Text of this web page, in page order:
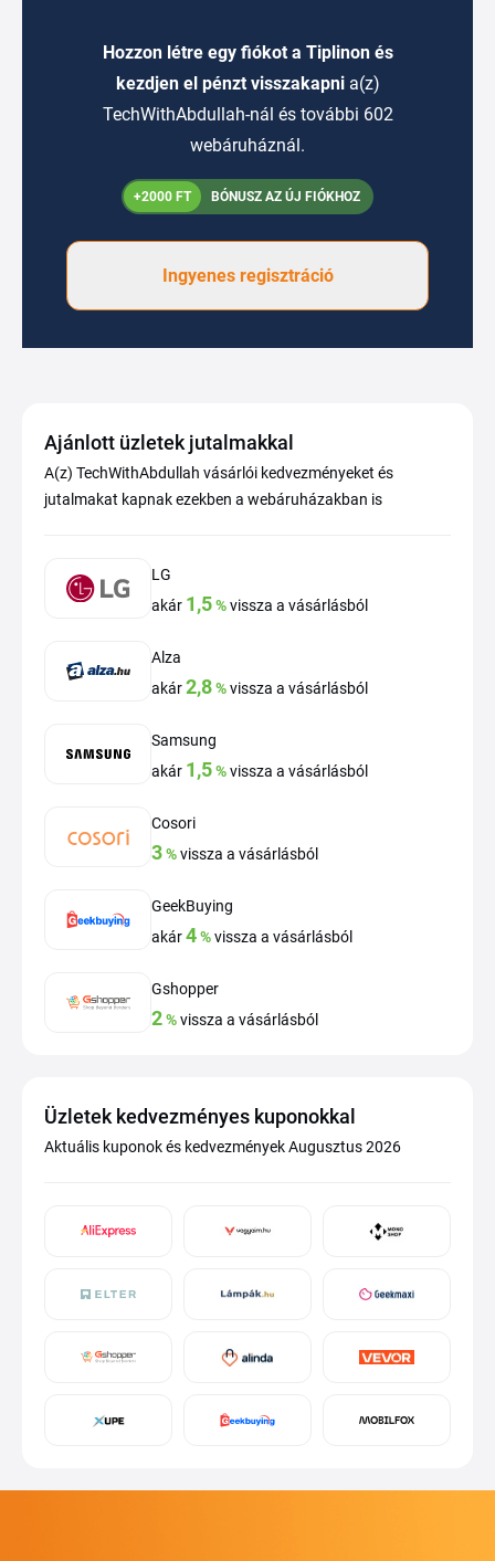
Hozzon létre egy fiókot a Tiplinon és
kezdjen el pénzt visszakapni a(z)
TechWithAbdullah-nál és további 602
webáruháznál.
+2000 FT BÓNUSZ AZ ÚJ FIÓKHOZ
Ingyenes regisztráció
Ajánlott üzletek jutalmakkal
A(z) TechWithAbdullah vásárlói kedvezményeket és
jutalmakat kapnak ezekben a webáruházakban is
LG
akár 1,5%vissza a vásárlásból
Alza
akár2,8%vissza a vásárlásból
Samsung
akár 1,5%vissza a vásárlásból
Cosori
3%vissza a vásárlásból
GeekBuying
akár4%vissza a vásárlásból
Gshopper
2%vissza a vásárlásból
Üzletek kedvezményes kuponokkal
Aktuális kuponok és kedvezmények Augusztus 2026